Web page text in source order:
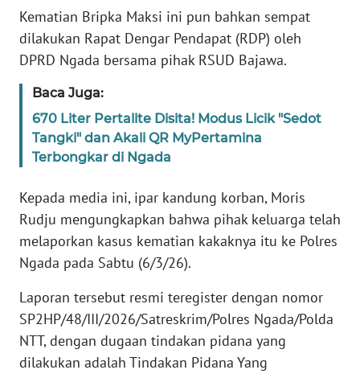
Kematian Bripka Maksi ini pun bahkan sempat
dilakukan Rapat Dengar Pendapat (RDP) oleh
DPRD Ngada bersama pihak RSUD Bajawa.
Baca Juga:
670 Liter Pertalite Disita! Modus Licik "Sedot
Tangki" dan Akali QR MyPertamina
Terbongkar di Ngada
Kepada media ini, ipar kandung korban, Moris
Rudju mengungkapkan bahwa pihak keluarga telah
melaporkan kasus kematian kakaknya itu ke Polres
Ngada pada Sabtu (6/3/26).
Laporan tersebut resmi teregister dengan nomor
SP2HP/48/III/2026/Satreskrim/Polres Ngada/Polda
NTT, dengan dugaan tindakan pidana yang
dilakukan adalah Tindakan Pidana Yang
PEDOMAN
MEDIA
SIBER
REDAKSI
KARIR
Wahana
News
Regional
SUMUT
WN
JAKARTA